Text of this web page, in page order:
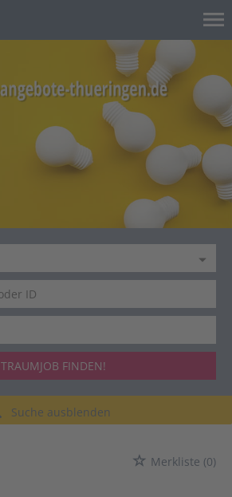
TRAUMJOB FINDEN!
Suche ausblenden
Merkliste (0)